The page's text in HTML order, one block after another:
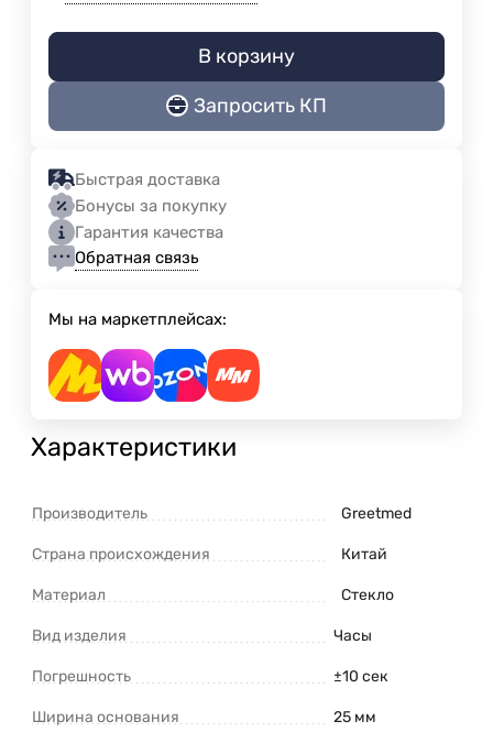
В корзину
Запросить КП
Быстрая доставка
Бонусы за покупку
Гарантия качества
Обратная связь
Мы на маркетплейсах:
Характеристики
Производитель Greetmed
Страна происхождения Китай
Материал Стекло
Вид изделия Часы
Погрешность ±10 сек
Ширина основания 25 мм